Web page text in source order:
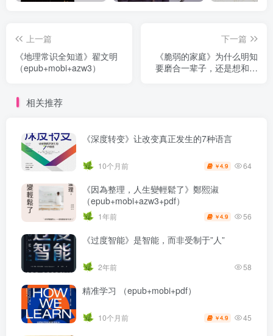
上一篇
《地理常识全知道》翟文明
（epub+mobi+azw3）
下一篇
《脆弱的家庭》为什么明知
要磨合一辈子，还是想和他
相关推荐
《深度转变》让改变真正发生的7种语言
10个月前 ￥4.9 64
《因為整理，人生變輕鬆了》鄭熙淑
（epub+mobi+azw3+pdf）
1年前 ￥4.9 56
《过度智能》是智能，而非受制于”人”
2年前 58
精准学习 （epub+mobi+pdf）
10个月前 ￥4.9 45